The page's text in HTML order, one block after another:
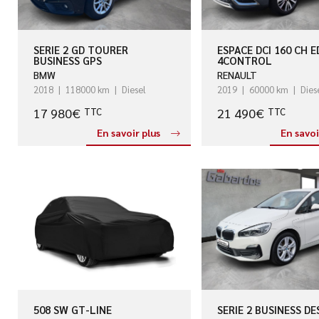
SERIE 2 GD TOURER
BUSINESS GPS
BMW
2018 118000 km Diesel
17 980€ TTC
En savoir plus
ESPACE DCI 160 CH
4CONTROL
RENAULT
2019 60000 km
21 490€ TTC
En
508 SW GT-LINE SERIE 2 BUSINESS